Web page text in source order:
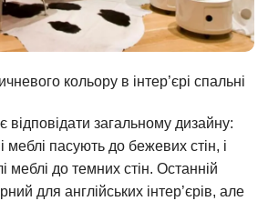
кольору в інтер’єрі спальні
відповідати загальному дизайну:
меблі пасують до бежевих стін, і
меблі до темних стін. Останній
для англійських інтер’єрів, але